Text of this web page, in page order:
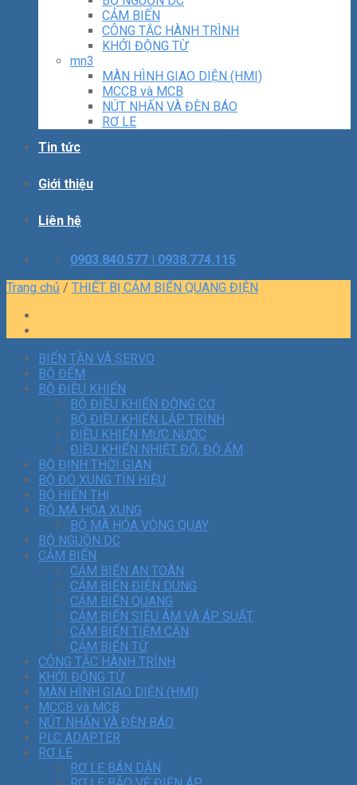
CẢM BIẾN
CÔNG TẮC HÀNH TRÌNH
KHỞI ĐỘNG TỪ
mn3
MÀN HÌNH GIAO DIỆN (HMI)
MCCB và MCB
NÚT NHẤN VÀ ĐÈN BÁO
RƠ LE
Tin tức
Giới thiệu
Liên hệ
0903.840.577 | 0938.774.115
Trang chủ / THIẾT BỊ CẢM BIẾN QUANG ĐIỆN
BIẾN TẦN VÀ SERVO
BỘ ĐẾM
BỘ ĐIỀU KHIỂN
BỘ ĐIỀU KHIỂN ĐỘNG CƠ
BỘ ĐIỀU KHIỂN LẬP TRÌNH
ĐIỀU KHIỂN MỨC NƯỚC
ĐIỀU KHIỂN NHIỆT ĐỘ, ĐỘ ẨM
BỘ ĐỊNH THỜI GIAN
BỘ ĐO XUNG TÍN HIỆU
BỘ HIỂN THỊ
BỘ MÃ HÓA XUNG
BỘ MÃ HÓA VÒNG QUAY
BỘ NGUỒN DC
CẢM BIẾN
CẢM BIẾN AN TOÀN
CẢM BIẾN ĐIỆN DUNG
CẢM BIẾN QUANG
CẢM BIẾN SIÊU ÂM VÀ ÁP SUẤT
CẢM BIẾN TIỆM CẬN
CẢM BIẾN TỪ
CÔNG TẮC HÀNH TRÌNH
KHỞI ĐỘNG TỪ
MÀN HÌNH GIAO DIỆN (HMI)
MCCB và MCB
NÚT NHẤN VÀ ĐÈN BÁO
PLC ADAPTER
RƠ LE
RƠ LE BÁN DẪN